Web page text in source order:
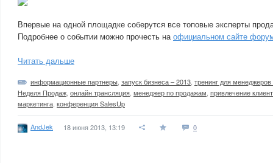
Впервые на одной площадке соберутся все топовые эксперты
Подробнее о событии можно прочесть наофициальном сайте
Читать дальше
информационные партнеры запуск бизнеса – 2013 тренинг для
Неделя Продаж онлайн трансляция менеджер по продажам привлечение
маркетинга конференция SalesUp
AndJek 18 июня 2013, 13:19 0